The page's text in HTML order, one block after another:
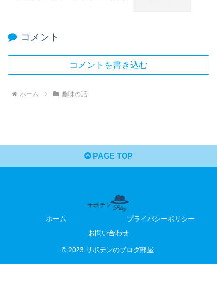
コメント
コメントを書き込む
ホーム 趣味の話
PAGE TOP
ホーム
プライバシーポリシー
お問い合わせ
© 2023 サボテンのブログ部屋.